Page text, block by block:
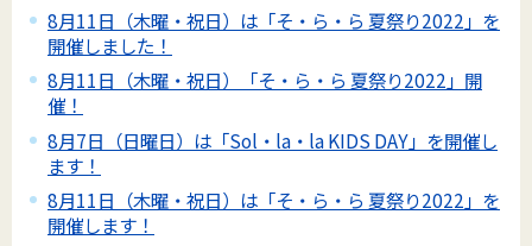
8月11日（木曜・祝日）は「そ・ら・ら 夏祭り2022」を
開催しました！
8月11日（木曜・祝日）「そ・ら・ら 夏祭り2022」開
催！
8月7日（日曜日）は「Sol・la・la KIDS DAY」を開催し
ます！
8月11日（木曜・祝日）は「そ・ら・ら 夏祭り2022」を
開催します！